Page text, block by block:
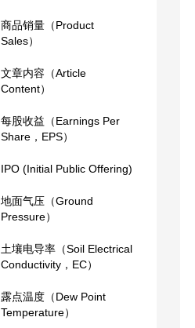
商品销量（Product
Sales）
文章内容（Article
Content）
每股收益（Earnings Per
Share，EPS）
IPO (Initial Public Offering)
地面气压（Ground
Pressure）
土壤电导率（Soil Electrical
Conductivity，EC）
露点温度（Dew Point
Temperature）